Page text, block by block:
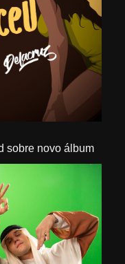
sobre novo álbum